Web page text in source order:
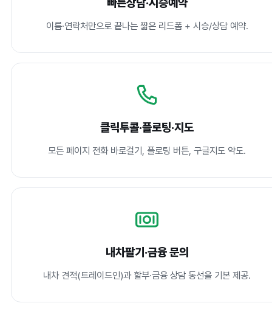
이름·연락처만으로 끝나는 짧은 리드폼 + 시승/상담 예약.
클릭투콜·플로팅·지도
모든 페이지 전화 바로걸기, 플로팅 버튼, 구글지도 약도.
내차팔기·금융 문의
내차 견적(트레이드인)과 할부·금융 상담 동선을 기본 제공.